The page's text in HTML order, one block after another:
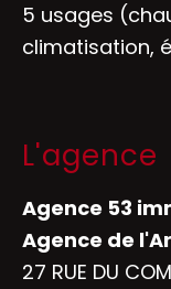
5 usages
climatisation,
L'agence
Agence 53
Agence de
27 RUE DU